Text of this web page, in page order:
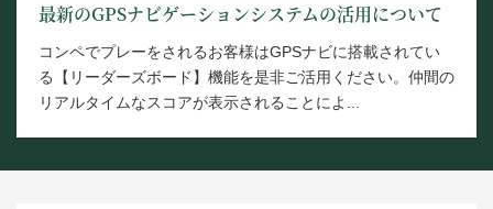
最新のGPSナビゲーションシステムの活用について
コンペでプレーをされるお客様はGPSナビに搭載されてい
る【リーダーズボード】機能を是非ご活用ください。仲間の
リアルタイムなスコアが表示されることによ...